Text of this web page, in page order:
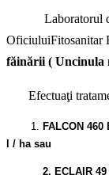
Laboratorul
OficiuluiFitosanitar
făinării ( Uncinula
Efectuaţi
1. FALCON 460
l / ha sau
2. ECLAIR